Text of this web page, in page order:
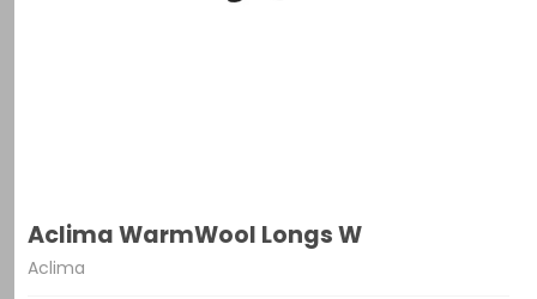
Aclima WarmWool Longs W
Aclima